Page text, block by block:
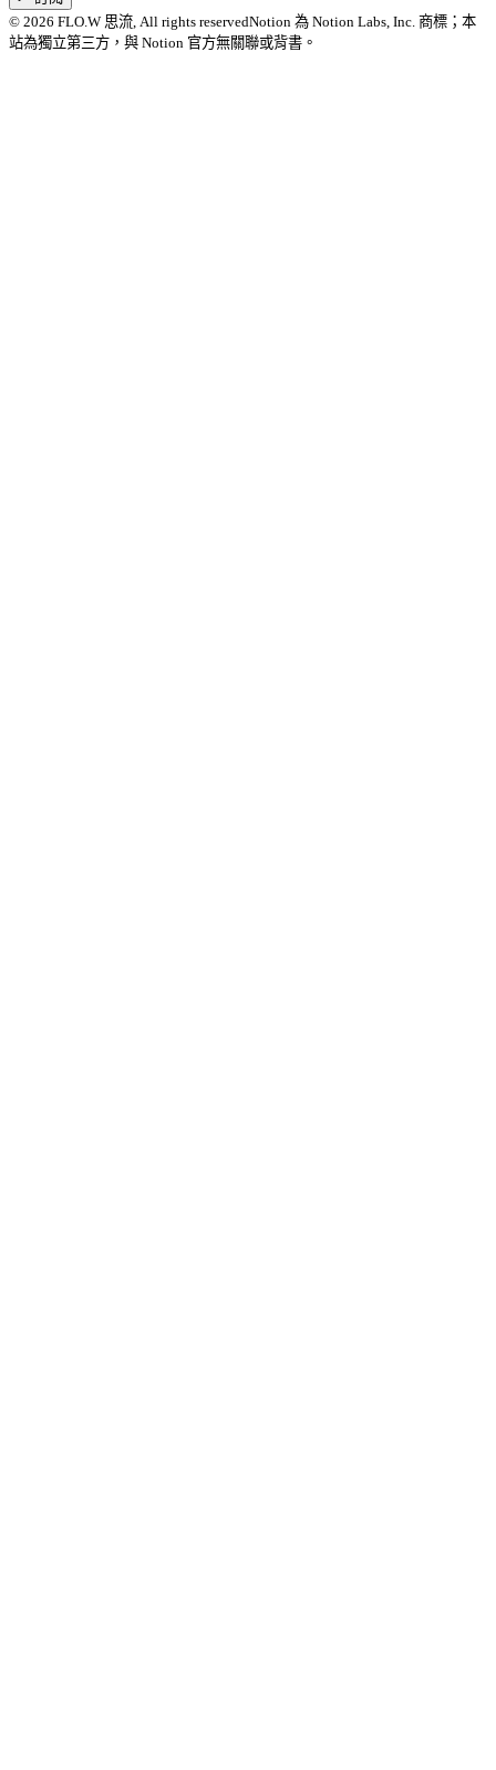
© 2026 FLO.W 思流 , All rights reservedNotion 為 Notion Labs, Inc. 商標；本
站為獨立第三方，與 Notion 官方無關聯或背書。